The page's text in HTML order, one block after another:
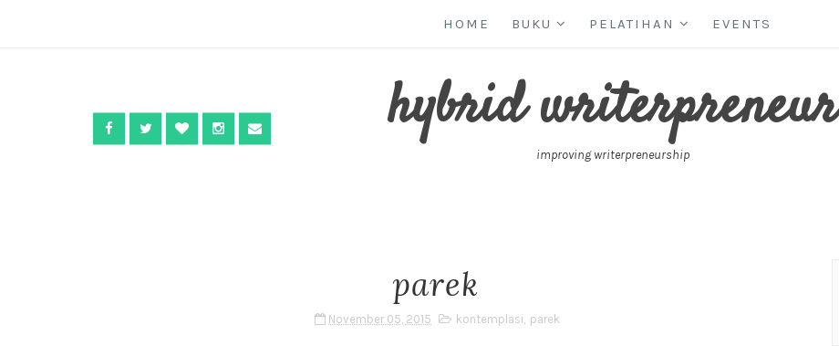
HOME BUKU PELATIHAN EVENTS
hybrid writerpreneur
improving writerpreneurship
parek
November 05, 2015 kontemplasi, parek